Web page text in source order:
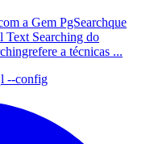
a Gem PgSearchque
Text Searching do
a técnicas ...
--config